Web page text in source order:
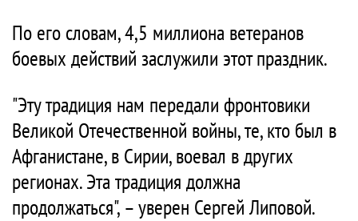
По его словам, 4,5 миллиона ветеранов
боевых действий заслужили этот праздник.
"Эту традиция нам передали фронтовики
Великой Отечественной войны, те, кто был в
Афганистане, в Сирии, воевал в других
регионах. Эта традиция должна
продолжаться", – уверен Сергей Липовой.